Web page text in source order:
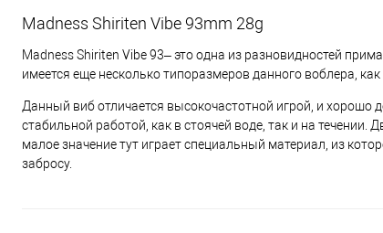
Madness Shiriten Vibe 93mm 28g
Madness Shiriten Vibe 93– это одна из разновидностей
имеется еще несколько типоразмеров данного воблера,
Данный виб отличается высокочастотной игрой, и
стабильной работой, как в стоячей воде, так и на
малое значение тут играет специальный материал, из
забросу.